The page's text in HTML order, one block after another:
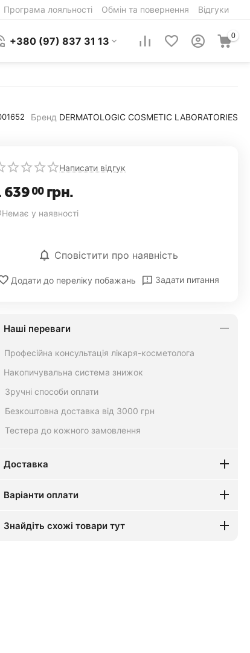
Програма лояльності Обмін та повернення Відгуки
+380 (97) 837 31 13 0
Бренд DERMATOLOGIC COSMETIC LABORATORIES
Написати відгук
63900 грн.
Немає у наявності
Сповістити про наявність
Додати до переліку побажань Задати питання
Наші переваги
Професійна консультація лікаря-косметолога
Накопичувальна система знижок
Зручні способи оплати
Безкоштовна доставка від 3000 грн
Тестера до кожного замовлення
Доставка
Варіанти оплати
Знайдіть схожі товари тут